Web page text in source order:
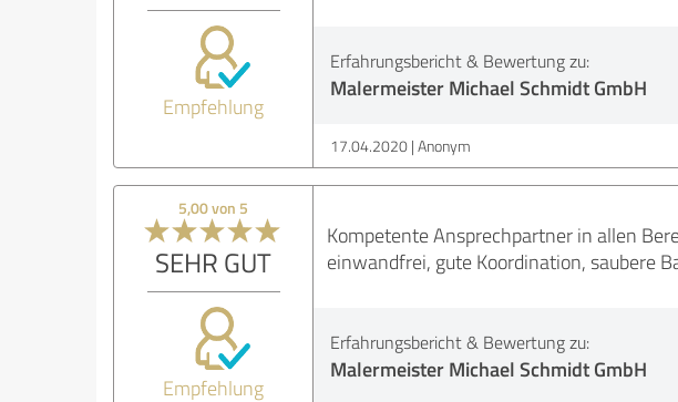
Empfehlung
Erfahrungsbericht & Bewertung zu:
Malermeister Michael Schmidt GmbH
17.04.2020 Anonym
5,00 von 5
SEHR GUT
Empfehlung
Kompetente Ansprechpartner in allen
einwandfrei, gute Koordination, saubere
Erfahrungsbericht & Bewertung zu:
Malermeister Michael Schmidt GmbH